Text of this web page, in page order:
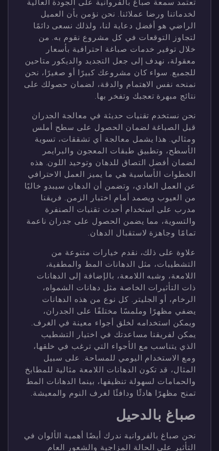
تعتمد سمعة صباغ بالفروانية على الجودة العالية
لخدماتنا ورضا عملائنا. نحن نؤمن بأن العميل
الراضي هو أفضل دعاية لنا، ولذلك نسعى دائمًا
لتجاوز التوقعات في كل مشروع نقوم به. من
خلال توفير خدمات صباغة احترافية بأسعار
معقولة، نهدف إلى جعل التجديد والديكور متاحين
للجميع. سواء كان مشروعك كبيرًا أو صغيرًا، نحن
نمنحه نفس الاهتمام والدقة، لضمان حصولك على
نتائج مبهرة تعجبك وتفخر بها.
نحن نستخدم تقنيات حديثة في معالجة الجدران
قبل الصباغة لضمان الحصول على سطح أملس
ومثالي. هذا يشمل معالجة أي تشققات، تسوية
الأسطح، وتطبيق طبقات المعجون والبرايمر
لضمان أفضل التصاق للدهان وتوحيد اللون. هذه
الخطوات الأساسية هي ما يميز العمل الاحترافي
عن العمل العادي، وتضمن أن الدهان سيبدو خاليًا
من العيوب ويصمد أمام اختبار الزمن. فريقنا
مدرب على استخدام أحدث تقنيات الصنفرة
والتسوية، مما يضمن الحصول على جدران ناعمة
تمامًا وجاهزة لاستقبال الدهان.
علاوة على ذلك، نقدم خيارات متنوعة من
التشطيبات، مثل الدهانات المط والمطفية،
اللامعة، وشبه اللامعة، بالإضافة إلى الدهانات
ذات التأثيرات الخاصة مثل دهانات الشمواه،
الرخام، أو الجليتر. كل نوع من هذه الدهانات
يضفي مظهرًا وملمسًا مختلفًا على الجدران،
ويمكن استخدامه لخلق أجواء معينة في الغرف.
يمكن لفريقنا مساعدتك في اختيار التشطيب
الذي يتناسب مع الأجواء التي ترغب في خلقها،
ومع الاستخدام اليومي للمساحة. على سبيل
المثال، قد تكون الدهانات اللامعة مثالية للمطابخ
والحمامات لسهولة تنظيفها، بينما الدهانات المط
تمنح مظهرًا هادئًا ودافئًا لغرف النوم والمعيشة.
صباغ بالدحيل
نحن صباغ بالفروانية ندرك أيضًا أهمية الألوان في
التأثير على الحالة المزاجية والشعور العام